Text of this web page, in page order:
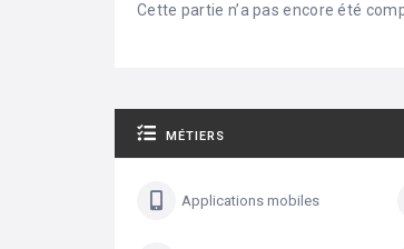
Cette partie n’a pas encore été
MÉTIERS
Applications mobiles